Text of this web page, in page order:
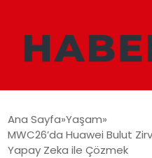
DÜNYA
Ana Sayfa Yaşam
MWC26’da Huawei Bulut
Yapay Zeka ile Çözmek